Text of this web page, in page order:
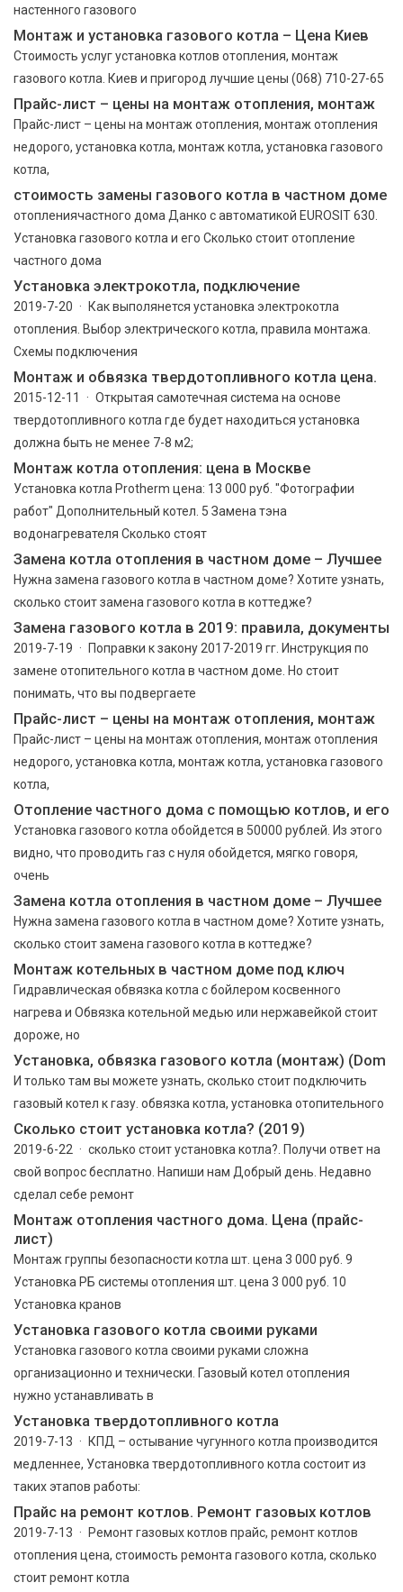
настенного газового
Монтаж и установка газового котла – Цена Киев
Стоимость услуг установка котлов отопления, монтаж
газового котла. Киев и пригород лучшие цены (068) 710-27-65
Прайс-лист – цены на монтаж отопления, монтаж
Прайс-лист – цены на монтаж отопления, монтаж отопления
недорого, установка котла, монтаж котла, установка газового
котла,
стоимость замены газового котла в частном доме
отоплениячастного дома Данко с автоматикой EUROSIT 630.
Установка газового котла и его Сколько стоит отопление
частного дома
Установка электрокотла, подключение
2019-7-20 · Как выполянется установка электрокотла
отопления. Выбор электрического котла, правила монтажа.
Схемы подключения
Монтаж и обвязка твердотопливного котла цена.
2015-12-11 · Открытая самотечная система на основе
твердотопливного котла где будет находиться установка
должна быть не менее 7-8 м2;
Монтаж котла отопления: цена в Москве
Установка котла Protherm цена: 13 000 руб. "Фотографии
работ" Дополнительный котел. 5 Замена тэна
водонагревателя Сколько стоят
Замена котла отопления в частном доме – Лучшее
Нужна замена газового котла в частном доме? Хотите узнать,
сколько стоит замена газового котла в коттедже?
Замена газового котла в 2019: правила, документы
2019-7-19 · Поправки к закону 2017-2019 гг. Инструкция по
замене отопительного котла в частном доме. Но стоит
понимать, что вы подвергаете
Прайс-лист – цены на монтаж отопления, монтаж
Прайс-лист – цены на монтаж отопления, монтаж отопления
недорого, установка котла, монтаж котла, установка газового
котла,
Отопление частного дома с помощью котлов, и его
Установка газового котла обойдется в 50000 рублей. Из этого
видно, что проводить газ с нуля обойдется, мягко говоря,
очень
Замена котла отопления в частном доме – Лучшее
Нужна замена газового котла в частном доме? Хотите узнать,
сколько стоит замена газового котла в коттедже?
Монтаж котельных в частном доме под ключ
Гидравлическая обвязка котла с бойлером косвенного
нагрева и Обвязка котельной медью или нержавейкой стоит
дороже, но
Установка, обвязка газового котла (монтаж) (Dom
И только там вы можете узнать, сколько стоит подключить
газовый котел к газу. обвязка котла, установка отопительного
Сколько стоит установка котла? (2019)
2019-6-22 · сколько стоит установка котла?. Получи ответ на
свой вопрос бесплатно. Напиши нам Добрый день. Недавно
сделал себе ремонт
Монтаж отопления частного дома. Цена (прайс-
лист)
Монтаж группы безопасности котла шт. цена 3 000 руб. 9
Установка РБ системы отопления шт. цена 3 000 руб. 10
Установка кранов
Установка газового котла своими руками
Установка газового котла своими руками сложна
организационно и технически. Газовый котел отопления
нужно устанавливать в
Установка твердотопливного котла
2019-7-13 · КПД – остывание чугунного котла производится
медленнее, Установка твердотопливного котла состоит из
таких этапов работы:
Прайс на ремонт котлов. Ремонт газовых котлов
2019-7-13 · Ремонт газовых котлов прайс, ремонт котлов
отопления цена, стоимость ремонта газового котла, сколько
стоит ремонт котла